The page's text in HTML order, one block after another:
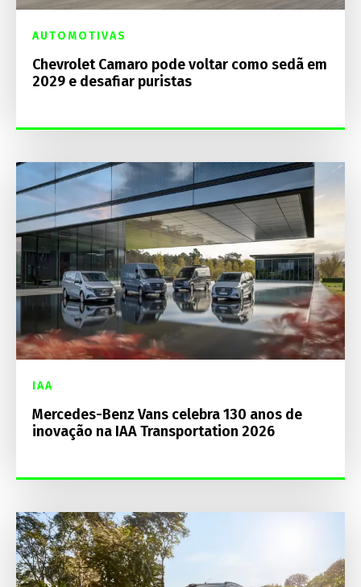
AUTOMOTIVAS
Chevrolet Camaro pode voltar como sedã em
2029 e desafiar puristas
IAA
Mercedes-Benz Vans celebra 130 anos de
inovação na IAA Transportation 2026